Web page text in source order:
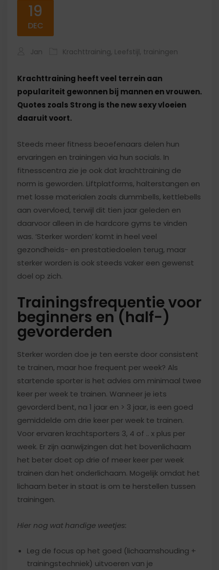
19
DEC
Jan Krachttraining, Leefstijl, trainingen
Krachttraining heeft veel terrein aan
populariteit gewonnen bij mannen en vrouwen.
Quotes zoals Strong is the new sexy vloeien
daaruit voort.
Steeds meer fitness beoefenaars delen hun
ervaringen en trainingen via hun socials. In
fitnesscentra zie je ook dat krachttraining de
norm is geworden. Liftplatforms, halterstangen en
met losse materialen zoals dummbells, kettlebells
aan overvloed, terwijl dit tien jaar geleden en
daarvoor alleen in de hardcore gyms te vinden
was. ‘Sterker worden’ komt in heel veel
gezondheids- en prestatiedoelen terug, maar
sterker worden is ook steeds vaker een gewenst
doel op zich.
Trainingsfrequentie voor
beginners en (half-)
gevorderden
Sterker worden doe je ten eerste door consistent
te trainen, maar hoe frequent per week? Als
startende sporter is het advies om minimaal twee
keer per week te trainen. Wanneer je iets
gevorderd bent, na 1 jaar en > 3 jaar, is een goed
gemiddelde om drie keer per week te trainen.
Voor ervaren krachtsporters 3, 4 of .. x plus per
week. Er zijn aanwijzingen dat het bovenlichaam
het beter doet op drie of meer keer per week
trainen dan het onderlichaam. Mogelijk omdat het
lichaam beter in staat is om te herstellen tussen
trainingen.
Hier nog wat handige weetjes:
Leg de focus op het goed (lichaamshouding +
trainingstechniek) uitvoeren van je